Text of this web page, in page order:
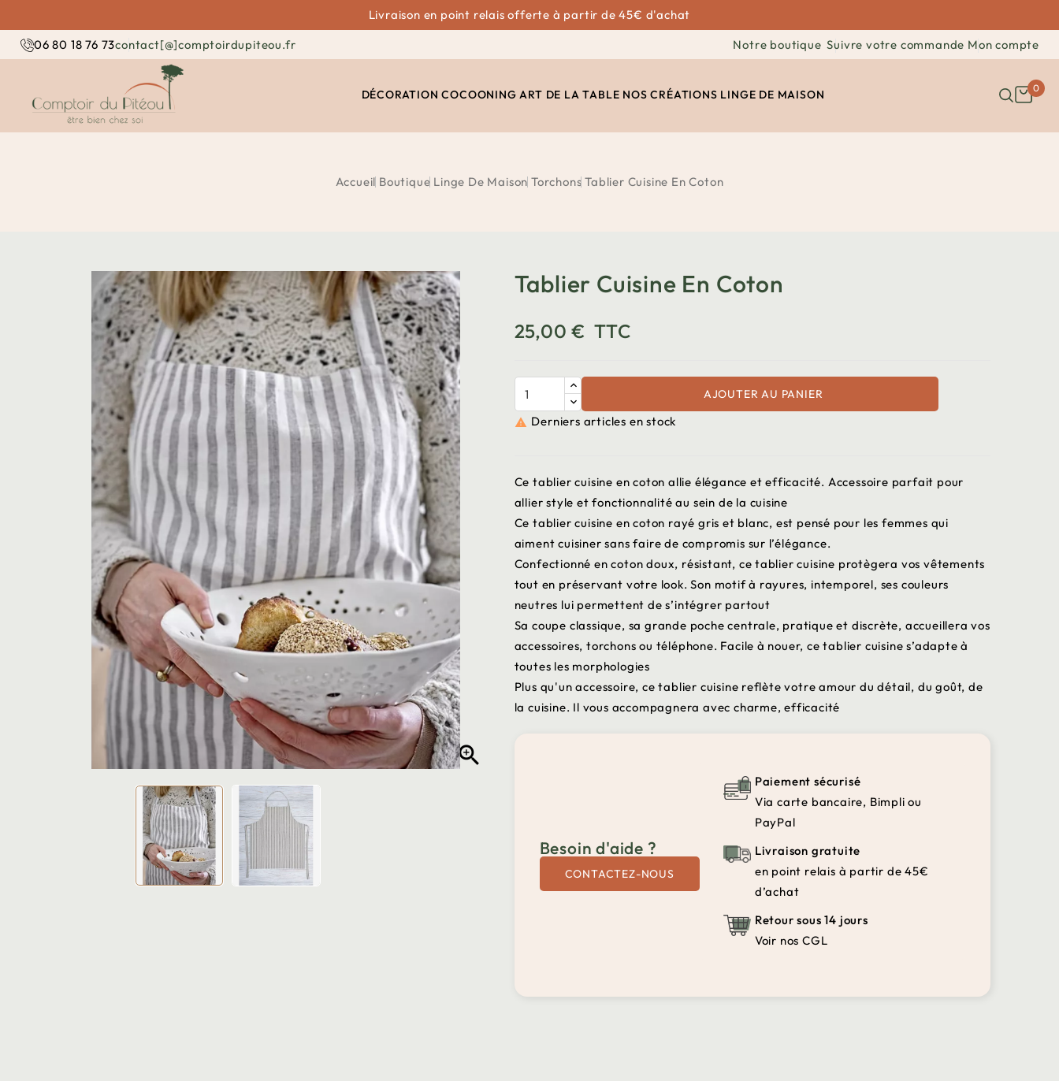
Livraison en point relais offerte à partir de 45€ d'achat
06 80 18 76 73contact[@]comptoirdupiteou.fr Notre boutique Suivre votre commande Mon compte
DÉCORATION COCOONING ART DE LA TABLE NOS CRÉATIONS LINGE DE MAISON 0
Accueil Boutique Linge De Maison Torchons Tablier Cuisine En Coton

Tablier Cuisine En Coton
25,00 € TTC
AJOUTER AU PANIER
 Derniers articles en stock
Ce tablier cuisine en coton allie élégance et efficacité. Accessoire parfait pour
allier style et fonctionnalité au sein de la cuisine
Ce tablier cuisine en coton rayé gris et blanc, est pensé pour les femmes qui
aiment cuisiner sans faire de compromis sur l’élégance.
Confectionné en coton doux, résistant, ce tablier cuisine protègera vos vêtements
tout en préservant votre look. Son motif à rayures, intemporel, ses couleurs
neutres lui permettent de s’intégrer partout
Sa coupe classique, sa grande poche centrale, pratique et discrète, accueillera vos
accessoires, torchons ou téléphone. Facile à nouer, ce tablier cuisine s’adapte à
toutes les morphologies
Plus qu'un accessoire, ce tablier cuisine reflète votre amour du détail, du goût, de
la cuisine. Il vous accompagnera avec charme, efficacité
Besoin d'aide ?
CONTACTEZ-NOUS
Paiement sécurisé
Via carte bancaire, Bimpli ou
PayPal
Livraison gratuite
en point relais à partir de 45€
d’achat
Retour sous 14 jours
Voir nos CGL